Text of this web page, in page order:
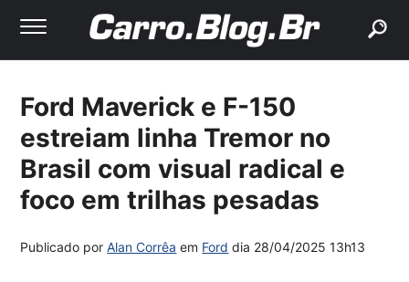
Ford Maverick e F-150
estreiam linha Tremor no
Brasil com visual radical e
foco em trilhas pesadas
Publicado porAlan Corrêa em Ford dia 28/04/2025 13h13